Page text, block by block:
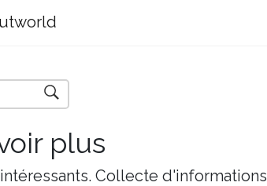
plus
Collecte